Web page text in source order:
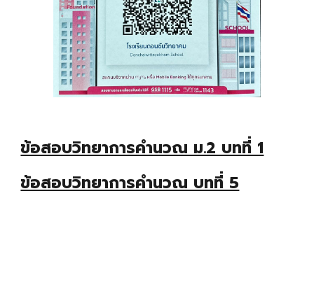
ข้อสอบวิทยาการคำนวณ ม.2 บทที่ 1
ข้อสอบวิทยาการคำนวณ บทที่ 5